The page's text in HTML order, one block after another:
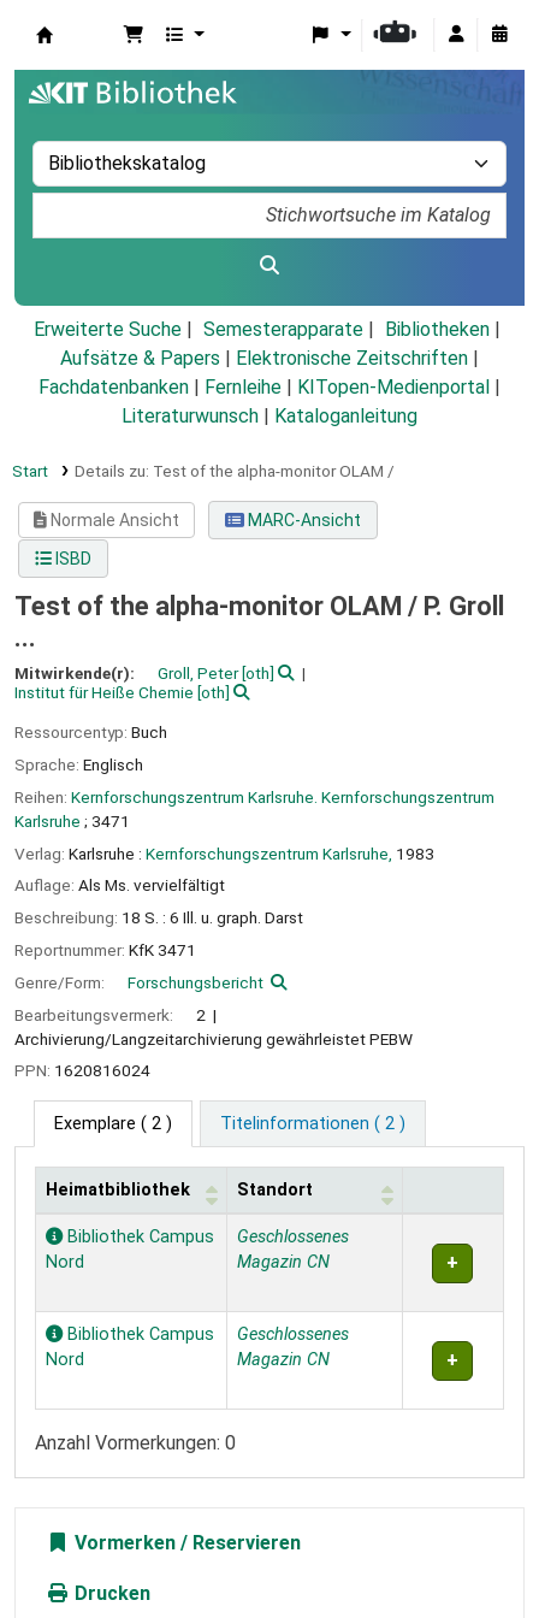
Erweiterte Suche Semesterapparate
Bibliotheken
Aufsätze & Papers
Elektronische Zeitschriften
Fachdatenbanken
Fernleihe KITopen-Medienportal
Literaturwunsch
Kataloganleitung
Start Details zu: Test of the alpha-monitor OLAM /
Normale Ansicht
MARC-Ansicht
ISBD
Test of the alpha-monitor OLAM / P. Groll
...
Mitwirkende(r): Groll, Peter[oth]
Institut für Heiße Chemie [oth]
Ressourcentyp: Buch
Sprache: Englisch
Reihen: Kernforschungszentrum Karlsruhe. Kernforschungszentrum
Karlsruhe ; 3471
Verlag: Karlsruhe : Kernforschungszentrum Karlsruhe, 1983
Auflage: Als Ms. vervielfältigt
Beschreibung: 18 S. : 6 Ill. u. graph. Darst
Reportnummer: KfK 3471
Genre/Form:
Forschungsbericht
Bearbeitungsvermerk:
2
Archivierung/Langzeitarchivierung gewährleistet PEBW
PPN: 1620816024
Exemplare ( 2 ) Titelinformationen ( 2 )
Exemplare
Heimatbibliothek Standort
Bibliothek Campus
Nord
Geschlossenes
Magazin CN
Bibliothek Campus
Nord
Geschlossenes
Magazin CN
Anzahl Vormerkungen: 0
Vormerken
Drucken